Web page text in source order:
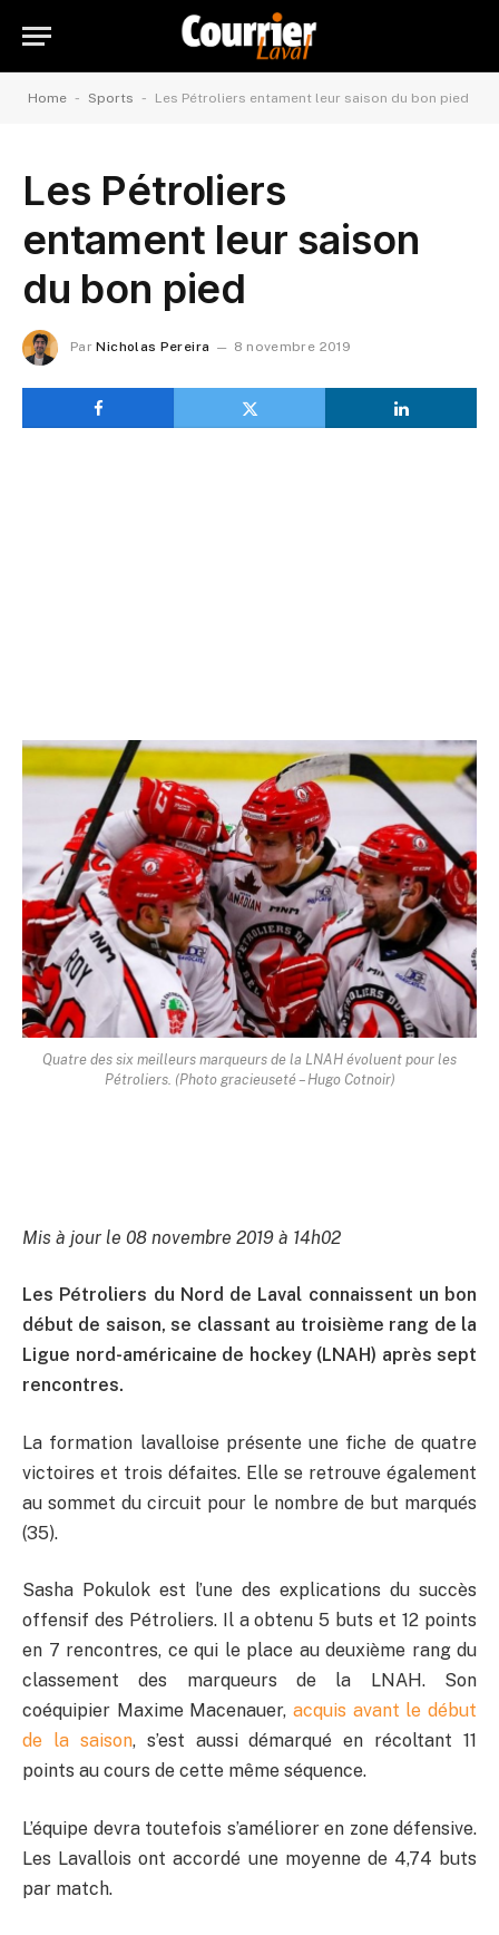
Home - Sports - Les Pétroliers entament leur saison du bon pied
Les Pétroliers
entament leur saison
du bon pied
Par Nicholas Pereira 8 novembre 2019
Quatre des six meilleurs marqueurs de la LNAH évoluent pour les
Pétroliers. (Photo gracieuseté – Hugo Cotnoir)
Mis à jour le 08 novembre 2019 à 14h02
Les Pétroliers du Nord de Laval connaissent un bon
début de saison, se classant au troisième rang de la
Ligue nord-américaine de hockey (LNAH) après sept
rencontres.
La formation lavalloise présente une fiche de quatre
victoires et trois défaites. Elle se retrouve également
au sommet du circuit pour le nombre de but marqués
(35).
Sasha Pokulok est l’une des explications du succès
offensif des Pétroliers. Il a obtenu 5 buts et 12 points
en 7 rencontres, ce qui le place au deuxième rang du
classement des marqueurs de la LNAH. Son
coéquipier Maxime Macenauer, acquis avant le début
de la saison, s’est aussi démarqué en récoltant 11
points au cours de cette même séquence.
L’équipe devra toutefois s’améliorer en zone défensive.
Les Lavallois ont accordé une moyenne de 4,74 buts
par match.